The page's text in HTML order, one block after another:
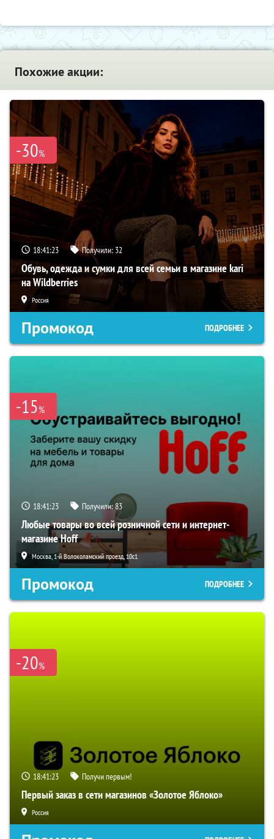
Похожие акции:
-30%
18:41:22 Получили: 32
Обувь, одежда и сумки для всей семьи в магазине kari
на Wildberries
Россия
Промокод ПОДРОБНЕЕ
-15%
18:41:22 Получили:83
Любые товары во всей розничной сети и интернет-
магазине Hoff
Москва, 1-й Волоколамский проезд, 10с1
Промокод ПОДРОБНЕЕ
-20%
18:41:22 Получи первым!
Первый заказ в сети магазинов «Золотое Яблоко»
Россия